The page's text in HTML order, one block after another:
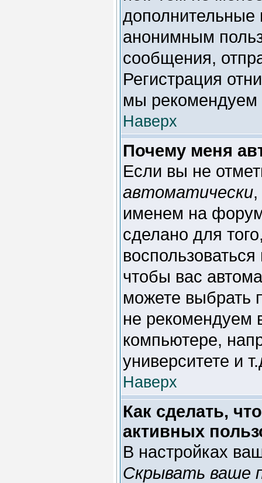
дополнительные
анонимным
сообщения,
Регистрация
мы рекомендуем
Наверх
Почему меня
Если вы не
автоматически
именем на
сделано для
чтобы вас
можете выбрать
не рекомендуем
компьютере,
университете и
Наверх
Как сделать,
активных
В настройках
Скрывать ваше